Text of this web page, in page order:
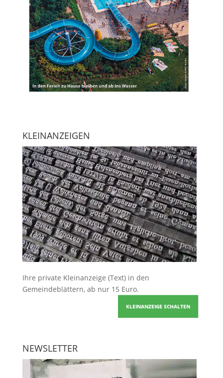
KLEINANZEIGEN
Ihre private Kleinanzeige (Text) in den
Gemeindeblättern, ab nur 15 Euro.
KLEINANZEIGE SCHALTEN
NEWSLETTER